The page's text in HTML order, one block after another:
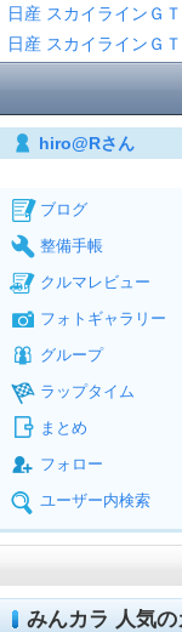
日産 スカイラインＧ
日産 スカイラインＧ
hiro@Rさん
ブログ
整備手帳
クルマレビュー
フォトギャラリー
グループ
ラップタイム
まとめ
フォロー
ユーザー内検索
みんカラ 人気の